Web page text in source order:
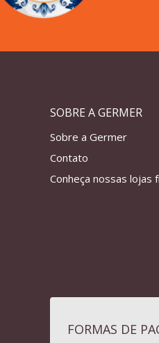
SOBRE A GERMER
Sobre a Germer
Contato
Conheça nossas lojas
FORMAS DE